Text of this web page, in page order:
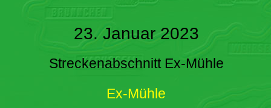
23. Januar 2023
Streckenabschnitt Ex-Mühle
Ex-Mühle